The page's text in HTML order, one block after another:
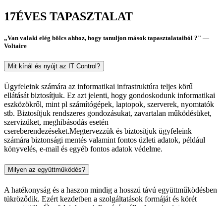
17ÉVES TAPASZTALAT
„Van valaki elég bölcs ahhoz, hogy tanuljon mások tapasztalataiból ?" —
Voltaire
Mit kínál és nyújt az IT Control?
Ügyfeleink számára az informatikai infrastruktúra teljes körű
ellátását biztosítjuk. Ez azt jelenti, hogy gondoskodunk informatikai
eszközökről, mint pl számítógépek, laptopok, szerverek, nyomtatók
stb. Biztosítjuk rendszeres gondozásukat, zavartalan működésüket,
szervizüket, meghibásodás esetén
csereberendezéseket.Megtervezzük és biztosítjuk ügyfeleink
számára biztonsági mentés valamint fontos üzleti adatok, például
könyvelés, e-mail és egyéb fontos adatok védelme.
Milyen az együttműködés?
A hatékonyság és a haszon mindig a hosszú távú együttműködésben
tükröződik. Ezért kezdetben a szolgáltatások formáját és körét